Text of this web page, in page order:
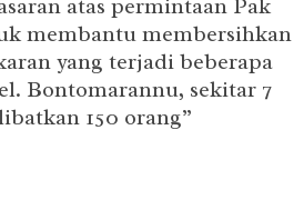
atas permintaan Pak
membantu membersihkan
yang terjadi beberapa
Bontomarannu, sekitar 7
150 orang”